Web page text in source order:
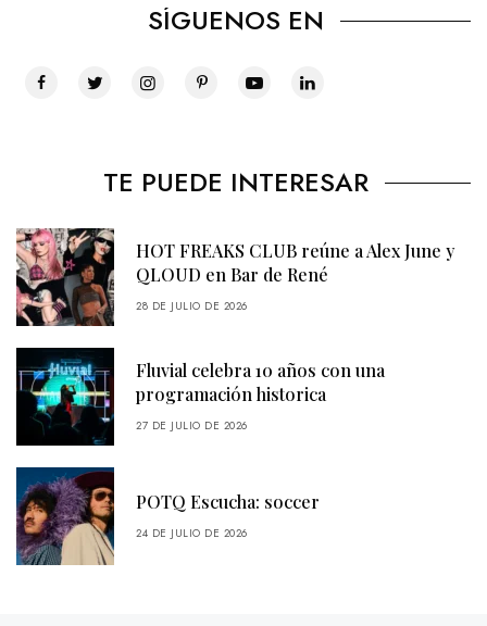
SÍGUENOS EN
TE PUEDE INTERESAR
HOT FREAKS CLUB reúne a Alex June y
QLOUD en Bar de René
28 DE JULIO DE 2026
Fluvial celebra 10 años con una
programación historica
27 DE JULIO DE 2026
POTQ Escucha: soccer
24 DE JULIO DE 2026